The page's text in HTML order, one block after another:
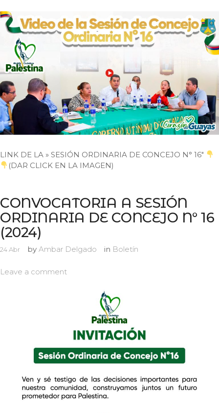
LINK DE LA » SESIÓN ORDINARIA DE CONCEJO N° 16″
(DAR CLICK EN LA IMAGEN)
CONVOCATORIA A SESIÓN
ORDINARIA DE CONCEJO N° 16
(2024)
24Abr by Ambar Delgado in Boletín
Leave a comment